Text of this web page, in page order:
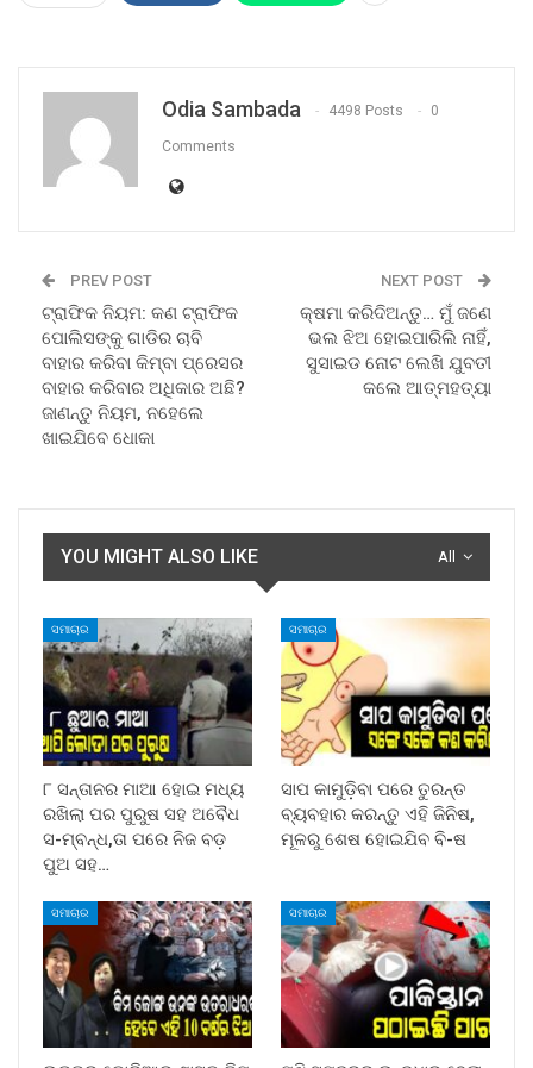
Odia Sambada 4498 Posts 0
Comments
PREV POST
ଟ୍ରାଫିକ ନିୟମ: କଣ ଟ୍ରାଫିକ
ପୋଲିସଙ୍କୁ ଗାଡିର ଚାବି
ବାହାର କରିବା କିମ୍ବା ପ୍ରେସର
ବାହାର କରିବାର ଅଧିକାର ଅଛି?
ଜାଣନ୍ତୁ ନିୟମ, ନହେଲେ
ଖାଇଯିବେ ଧୋକା
NEXT POST
କ୍ଷମା କରିଦିଅନ୍ତୁ… ମୁଁ ଜଣେ
ଭଲ ଝିଅ ହୋଇପାରିଲି ନାହିଁ,
ସୁସାଇଡ ନୋଟ ଲେଖି ଯୁବତୀ
କଲେ ଆତ୍ମହତ୍ୟା
All
YOU MIGHT ALSO LIKE
ସମାଚାର
୮ ସନ୍ତାନର ମାଆ ହୋଇ ମଧ୍ୟ
ରଖିଲା ପର ପୁରୁଷ ସହ ଅବୈଧ
ସ-ମ୍ବନ୍ଧ,ତା ପରେ ନିଜ ବଡ଼
ପୁଅ ସହ…
ସମାଚାର
ସାପ କାମୁଡ଼ିବା ପରେ ତୁରନ୍ତ
ବ୍ୟବହାର କରନ୍ତୁ ଏହି ଜିନିଷ,
ମୂଳରୁ ଶେଷ ହୋଇଯିବ ବି-ଷ
ସମାଚାର ସମାଚାର